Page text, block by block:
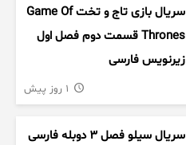
سریال بازی تاج و تخت Game Of
Thrones قسمت دوم فصل اول
زیرنویس فارسی
سریال سیلو فصل ۳ دوبله فارسی